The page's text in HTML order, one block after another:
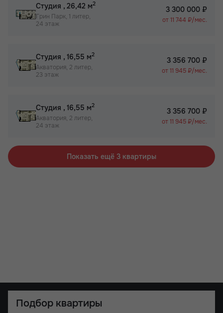
Студия , 26,42 м2
Грин Парк, 1 литер,
24 этаж
3 300 000 ₽
от 11 744 ₽/мес.
Студия , 16,55 м2
Акватория, 2 литер,
23 этаж
3 356 700 ₽
от 11 945 ₽/мес.
Студия , 16,55 м2
Акватория, 2 литер,
24 этаж
3 356 700 ₽
от 11 945 ₽/мес.
Показать ещё 3 квартиры
Подбор квартиры